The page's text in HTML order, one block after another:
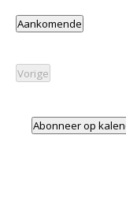
Aankomende
datum.
Vorige
Evenementen
Abonneer op